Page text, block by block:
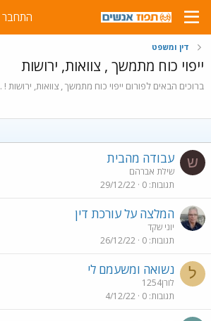
התחבר
דין ומשפט
ייפוי כוח מתמשך , צוואות, ירושות
ברוכים הבאים לפורום ייפוי כוח מתמשך , צוואות, ירושות ! .
ש עבודה מהבית
שילת אברהם
תגובות 0
29/12/22
המלצה על עורכת דין
יוני שקד
תגובות 0
26/12/22
ל נשואה ומשעמם לי
לורן1254
תגובות 0
4/12/22